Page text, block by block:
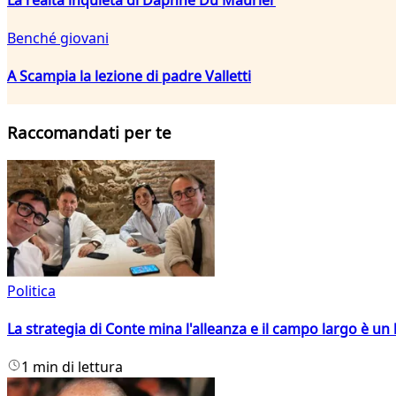
Benché giovani
A Scampia la lezione di padre Valletti
Raccomandati per te
Politica
La strategia di Conte mina l'alleanza e il campo largo è
1 min di lettura